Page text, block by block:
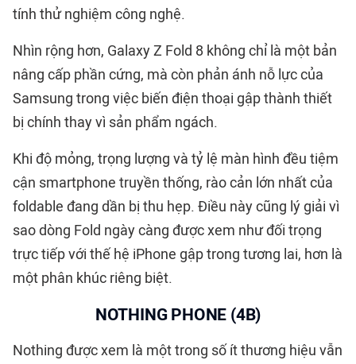
tính thử nghiệm công nghệ.
Nhìn rộng hơn, Galaxy Z Fold 8 không chỉ là một bản
nâng cấp phần cứng, mà còn phản ánh nỗ lực của
Samsung trong việc biến điện thoại gập thành thiết
bị chính thay vì sản phẩm ngách.
Khi độ mỏng, trọng lượng và tỷ lệ màn hình đều tiệm
cận smartphone truyền thống, rào cản lớn nhất của
foldable đang dần bị thu hẹp. Điều này cũng lý giải vì
sao dòng Fold ngày càng được xem như đối trọng
trực tiếp với thế hệ iPhone gập trong tương lai, hơn là
một phân khúc riêng biệt.
NOTHING PHONE (4B)
Nothing được xem là một trong số ít thương hiệu vẫn